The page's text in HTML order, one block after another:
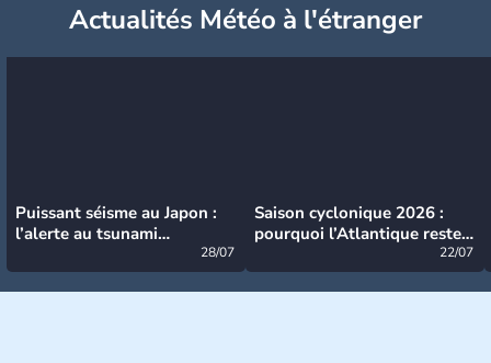
Actualités Météo à l'étranger
Puissant séisme au Japon :
l’alerte au tsunami
28/07
Saison cyclonique 2026 :
pourquoi l’Atlantique reste
22/07